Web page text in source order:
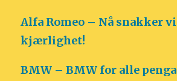
Alfa Romeo – Nå snakker
kjærlighet!
BMW – BMW for alle penga